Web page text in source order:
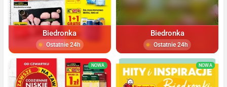
Biedronka
Ostatnie 24h
Biedronka
Ostatnie 24h
NOWA NOWA